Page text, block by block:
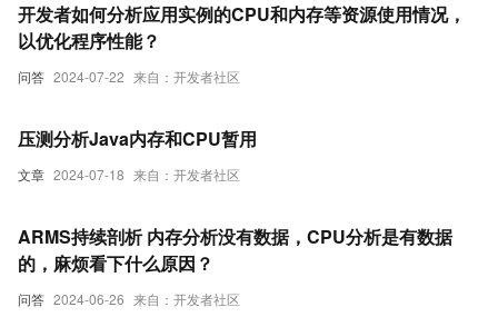
问答 2024-07-22 来自：开发者社区
开发者如何分析应用实例的CPU和内存等资源使用情况，
以优化程序性能？
文章 2024-07-18 来自：开发者社区
压测分析Java内存和CPU暂用
问答 2024-06-26 来自：开发者社区
ARMS持续剖析 内存分析没有数据，CPU分析是有数据
的，麻烦看下什么原因？